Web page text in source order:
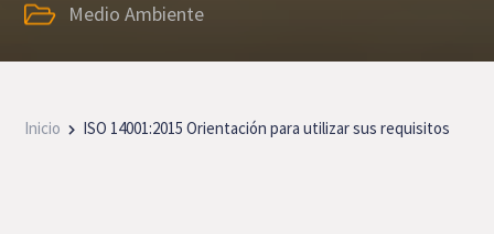
Medio Ambiente
Inicio ISO 14001:2015 Orientación para utilizar sus requisitos